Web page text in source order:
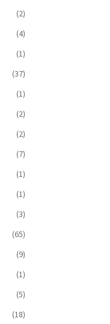
(2)
(4)
(1)
(37)
(1)
(2)
(2)
(7)
(1)
(1)
(3)
(65)
(9)
(1)
(5)
(18)